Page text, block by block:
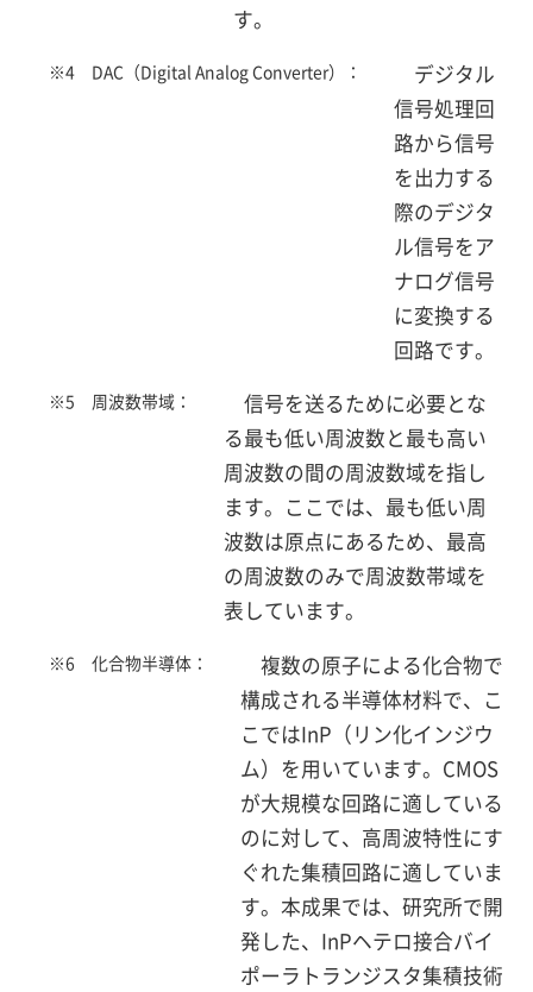
す。
※4 DAC（Digital Analog Converter）：
デジタル
信号処理回
路から信号
を出力する
際のデジタ
ル信号をア
ナログ信号
に変換する
回路です。
※5 周波数帯域：
信号を送るために必要とな
る最も低い周波数と最も高い
周波数の間の周波数域を指し
ます。ここでは、最も低い周
波数は原点にあるため、最高
の周波数のみで周波数帯域を
表しています。
※6 化合物半導体：
複数の原子による化合物で
構成される半導体材料で、こ
こではInP（リン化インジウ
ム）を用いています。CMOS
が大規模な回路に適している
のに対して、高周波特性にす
ぐれた集積回路に適していま
す。本成果では、研究所で開
発した、InPヘテロ接合バイ
ポーラトランジスタ集積技術